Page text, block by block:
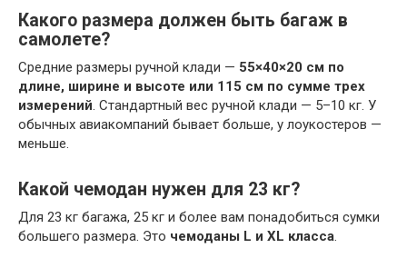
Какого размера должен быть багаж в
самолете?
Средние размеры ручной клади — 55×40×20 см по
длине, ширине и высоте или 115 см по сумме трех
измерений. Стандартный вес ручной клади — 5–10 кг. У
обычных авиакомпаний бывает больше, у лоукостеров —
меньше.
Какой чемодан нужен для 23 кг?
Для 23 кг багажа, 25 кг и более вам понадобиться сумки
большего размера. Это чемоданы L и XL класса.